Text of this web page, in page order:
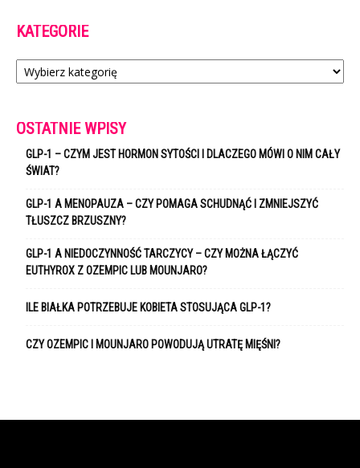
KATEGORIE
Kategorie
OSTATNIE WPISY
GLP-1 – CZYM JEST HORMON SYTOŚCI I DLACZEGO MÓWI O NIM CAŁY
ŚWIAT?
GLP-1 A MENOPAUZA – CZY POMAGA SCHUDNĄĆ I ZMNIEJSZYĆ
TŁUSZCZ BRZUSZNY?
GLP-1 A NIEDOCZYNNOŚĆ TARCZYCY – CZY MOŻNA ŁĄCZYĆ
EUTHYROX Z OZEMPIC LUB MOUNJARO?
ILE BIAŁKA POTRZEBUJE KOBIETA STOSUJĄCA GLP-1?
CZY OZEMPIC I MOUNJARO POWODUJĄ UTRATĘ MIĘŚNI?